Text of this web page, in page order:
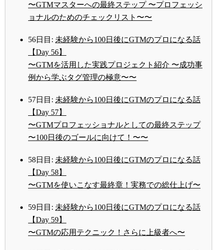
〜GTMマスターへの最終ステップ 〜プロフェッシ
ョナルのためのチェックリスト〜〜
56日目: 未経験から100日後にGTMのプロになる話
【Day 56】
〜GTMを活用した実践プロジェクト紹介 〜成功事
例から学ぶタグ管理の極意〜〜
57日目: 未経験から100日後にGTMのプロになる話
【Day 57】
〜GTMプロフェッショナルとしての最終ステップ
〜100日後のゴールに向けて！〜〜
58日目: 未経験から100日後にGTMのプロになる話
【Day 58】
〜GTMを使いこなす最終章！実務での総仕上げ〜
59日目: 未経験から100日後にGTMのプロになる話
【Day 59】
〜GTMの応用テクニック！さらに上級者へ〜